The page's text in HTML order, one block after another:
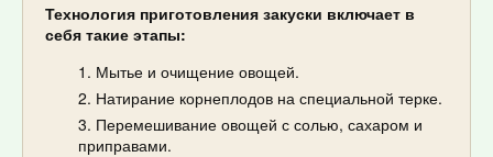
Технология приготовления закуски включает в
себя такие этапы:
Мытье и очищение овощей.
Натирание корнеплодов на специальной терке.
Перемешивание овощей с солью, сахаром и
приправами.